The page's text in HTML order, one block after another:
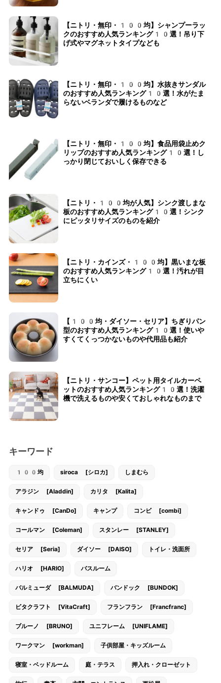
【ニトリ・無印・100均】シャンプーラッ
クのおすすめ人気ランキング10選！吊り下
げ式やマグネットタイプなども
【ニトリ・無印・100均】水抜きサンダル
のおすすめ人気ランキング10選！水がたま
らないベランダで履けるものなど
【ニトリ・無印・100均】食品用袋止めク
リップのおすすめ人気ランキング10選！し
っかり閉じておいしく保存できる
【ニトリ・100均が人気】シンク渡しまな
板のおすすめ人気ランキング10選！シンク
にピッタリサイズのものを紹介
【ニトリ・カインズ・100均】黒いまな板
のおすすめ人気ランキング10選！汚れが目
立ちにくい
【100均・ダイソー・セリア】ちぎりパン
型のおすすめ人気ランキング10選！使いや
すくてくっつかないものや代用品も紹介
【ニトリ・サンコー】ペット用タイルカーペ
ットのおすすめ人気ランキング10選！洗濯
機で洗えるものや安くておしゃれなものまで
キーワード
100均 siroca [シロカ] しまむら
アラジン [Aladdin] カリタ [Kalita]
キャンドゥ [CanDo] キャンプ コンビ [combi]
コールマン [Coleman] スタンレー [STANLEY]
セリア [Seria] ダイソー [DAISO] トイレ・洗面所
ハリオ [HARIO] バスルーム
バルミューダ [BALMUDA] バンドック [BUNDOK]
ビタクラフト [VitaCraft] フランフラン [Francfranc]
ブルーノ [BRUNO] ユニフレーム [UNIFLAME]
ワークマン [workman] 子供部屋・キッズルーム
寝室・ベッドルーム 庭・テラス 押入れ・クローゼット